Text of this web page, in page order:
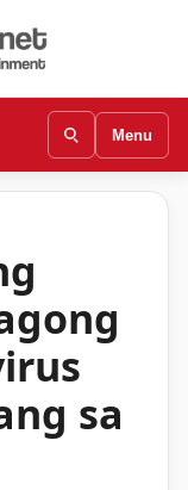
Menu
sa